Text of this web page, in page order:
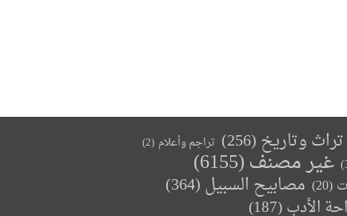
تراث وتاريخ(256) تراجم وأعلام (2)
غير مصنف(6155)
(20) مصابيح السبيل(364)
الأدب(187)